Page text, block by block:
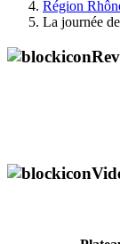
Région
La journée